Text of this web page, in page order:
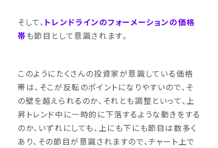
そして、 トレンドラインのフォーメーションの価格
帯も節目として意識されます。
このようにたくさんの投資家が意識している価格
帯は、そこが反転のポイントになりやすいので、そ
の壁を越えられるのか、それとも調整といって、上
昇トレンド中に一時的に下落するような動きをする
のか、いずれにしても、上にも下にも節目は数多く
あり、その節目が意識されますので、チャート上で